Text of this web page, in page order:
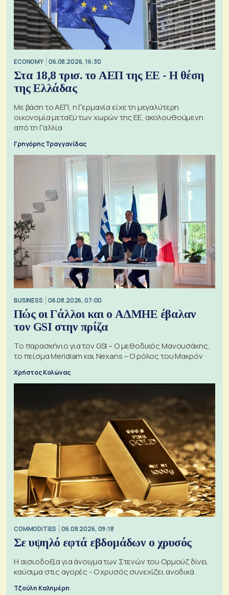
ECONOMY 06.08.2026, 16:30
Στα 18,8 τρισ. το ΑΕΠ της ΕΕ - Η θέση
της Ελλάδας
Με βάση το ΑΕΠ, η Γερμανία είχε τη μεγαλύτερη
οικονομία μεταξύ των χωρών της ΕΕ, ακολουθούμενη
από τη Γαλλία
Γρηγόρης Τραγγανίδας
BUSINESS 06.08.2026, 07:00
Πώς οι Γάλλοι και ο ΑΔΜΗΕ έβαλαν
τον GSI στην πρίζα
Το παρασκήνιο για τον GSI – Ο μεθοδικός Μανουσάκης,
το πείσμα Meridiam και Nexans – Ο ρόλος του Μακρόν
Χρήστος Κολώνας
COMMODITIES 06.08.2026, 09:18
Σε υψηλό εφτά εβδομάδων ο χρυσός
Η αισιοδοξία για άνοιγμα των Στενών του Ορμούζ δίνει
καύσιμα στις αγορές - Ο χρυσός συνεχίζει ανοδικά
Τζούλη Καλημέρη